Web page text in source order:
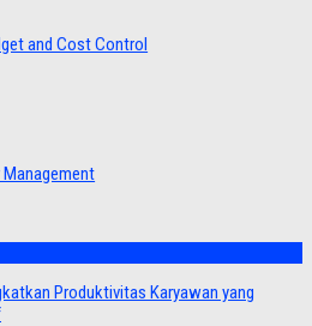
and Cost Control
Produktivitas Karyawan yang